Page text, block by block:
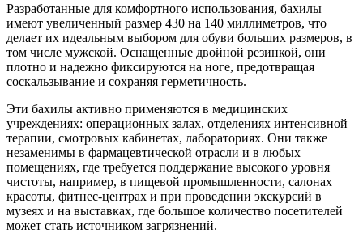
Разработанные для комфортного использования, бахилы
имеют увеличенный размер 430 на 140 миллиметров, что
делает их идеальным выбором для обуви больших размеров, в
том числе мужской. Оснащенные двойной резинкой, они
плотно и надежно фиксируются на ноге, предотвращая
соскальзывание и сохраняя герметичность.
Эти бахилы активно применяются в медицинских
учреждениях: операционных залах, отделениях интенсивной
терапии, смотровых кабинетах, лабораториях. Они также
незаменимы в фармацевтической отрасли и в любых
помещениях, где требуется поддержание высокого уровня
чистоты, например, в пищевой промышленности, салонах
красоты, фитнес-центрах и при проведении экскурсий в
музеях и на выставках, где большое количество посетителей
может стать источником загрязнений.